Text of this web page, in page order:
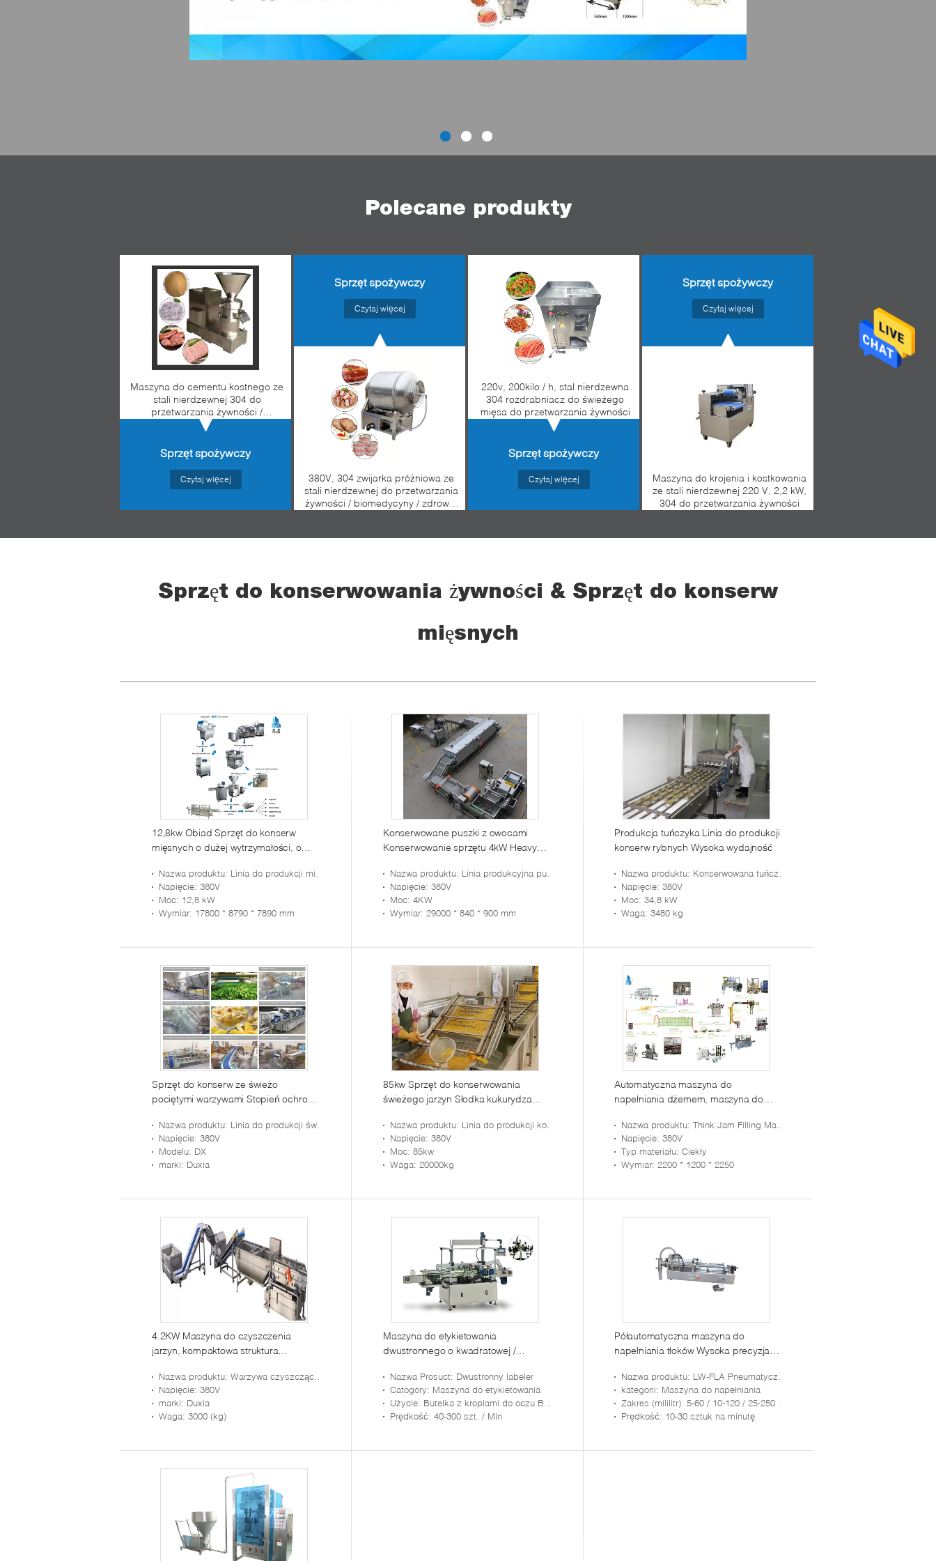
Polecane produkty
Maszyna do cementu kostnego ze
stali nierdzewnej 304 do
przetwarzania żywności /
biofarmacji
Sprzęt spożywczy
Czytaj więcej
Sprzęt spożywczy
Czytaj więcej
380V, 304 zwijarka próżniowa ze
stali nierdzewnej do przetwarzania
żywności / biomedycyny / zdrowej
220v, 200kilo / h, stal nierdzewna
304 rozdrabniacz do świeżego
mięsa do przetwarzania żywności
Sprzęt spożywczy
Czytaj więcej
Sprzęt spożywczy
Czytaj więcej
Maszyna do krojenia i kostkowania
ze stali nierdzewnej 220 V, 2,2 kW,
304 do przetwarzania żywności
Sprzęt do konserwowania żywności & Sprzęt do konserw
mięsnych
12,8kw Obiad Sprzęt do konserw
mięsnych o dużej wytrzymałości, o
Nazwa produktu: Linia do produkcji mięsa w puszkach
Napięcie: 380V
Moc: 12,8 kW
Wymiar: 17800 * 8790 * 7890 mm
Konserwowane puszki z owocami
Konserwowanie sprzętu 4kW Heavy
Nazwa produktu: Linia produkcyjna puszkowanych ananasów
Napięcie: 380V
Moc: 4KW
Wymiar: 29000 * 840 * 900 mm
Produkcja tuńczyka Linia do produkcji
konserw rybnych Wysoka wydajność
Nazwa produktu: Konserwowana tuńczyk Linia produkcyjna Tuńczyk Przetwarzanie konserw
Napięcie: 380V
Moc: 34,8 kW
Waga: 3480 kg
Sprzęt do konserw ze świeżo
pociętymi warzywami Stopień ochrony
Nazwa produktu: Linia do produkcji świeżych owoców i warzyw
Napięcie: 380V
Modelu: DX
marki: Duxia
85kw Sprzęt do konserwowania
świeżego jarzyn Słodka kukurydza
Nazwa produktu: Linia do produkcji konserw kukurydzianych
Napięcie: 380V
Moc: 85kw
Waga: 20000kg
Automatyczna maszyna do
napełniania dżemem, maszyna do
gorącym sosie
Nazwa produktu: Think Jam Filling Machine
Napięcie: 380V
Typ materiału: Ciekły
Wymiar: 2200 * 1200 * 2250
4.2KW Maszyna do czyszczenia
jarzyn, kompaktowa struktura
Nazwa produktu: Warzywa czyszczące linię produkcyjną przetwarzania
Napięcie: 380V
marki: Duxia
Waga: 3000 (kg)
Maszyna do etykietowania
dwustronnego o kwadratowej /
stabilnością
Nazwa Prosuct: Dwustronny labeler
Catogory: Maszyna do etykietowania
Użycie: Butelka z kroplami do oczu Butelka z szamponem Butelki do zdrowej żywności Konserwy z butelkami
Prędkość: 40-300 szt. / Min
Półautomatyczna maszyna do
napełniania tłoków Wysoka precyzja z
Nazwa produktu: LW-FLA Pneumatyczny płynny wypełniacz
kategorii: Maszyna do napełniania
Zakres (mililitr): 5-60 / 10-120 / 25-250 / 50-500 / 100-1000 / 300-2000 / 50-5000
Prędkość: 10-30 sztuk na minutę